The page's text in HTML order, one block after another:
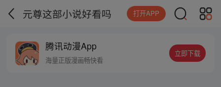
元尊这部小说好看吗 打开APP
腾讯动漫App
海量正版漫画畅快看
立即下载